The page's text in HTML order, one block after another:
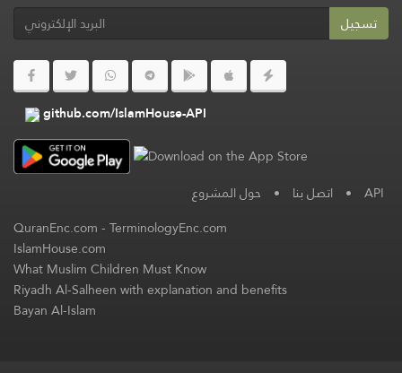
تسجيل
github.com/IslamHouse-API
حول المشروع • اتصل بنا • API
QuranEnc.com-TerminologyEnc.com
IslamHouse.com
What Muslim Children Must Know
Riyadh Al-Salheen with explanation and benefits
Bayan Al-Islam